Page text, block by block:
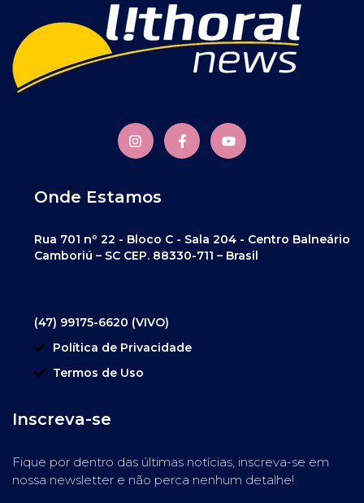
Onde Estamos
Rua 701 nº 22 - Bloco C - Sala 204 - Centro Balneário
Camboriú – SC CEP. 88330-711 – Brasil
(47) 99175-6620 (VIVO)
Política de Privacidade
Termos de Uso
Inscreva-se
Fique por dentro das últimas notícias, inscreva-se em
nossa newsletter e não perca nenhum detalhe!